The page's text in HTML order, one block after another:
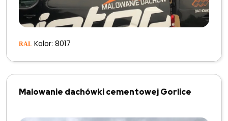
Kolor: 8017
Malowanie dachówki cementowej Gorlice